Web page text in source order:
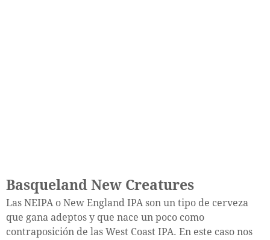
Basqueland New Creatures
Las NEIPA o New England IPA son un tipo de cerveza
que gana adeptos y que nace un poco como
contraposición de las West Coast IPA. En este caso nos